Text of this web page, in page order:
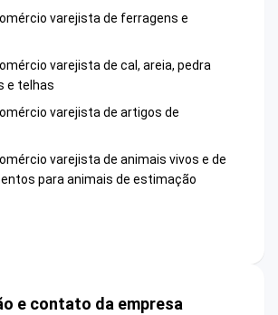
varejista de ferragens e
varejista de cal, areia, pedra
e telhas
varejista de artigos de
varejista de animais vivos e de
para animais de estimação
e contato da empresa